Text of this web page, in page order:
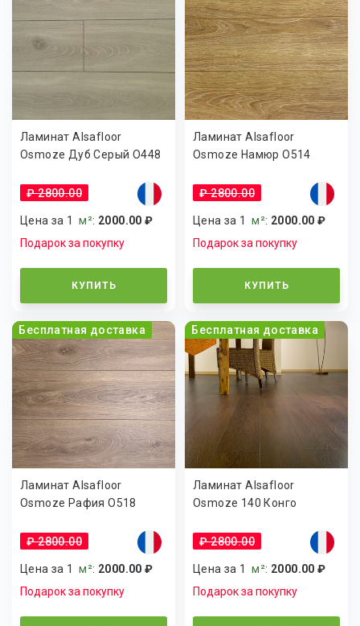
Ламинат Alsafloor
Osmoze Дуб Серый O448
₽ 2800.00
Цена за 1м²: 2000.00 ₽
Подарок за покупку
КУПИТЬ
Ламинат Alsafloor
Osmoze Намюр O514
₽ 2800.00
Цена за 1м²: 2000.00 ₽
Подарок за покупку
КУПИТЬ
Бесплатная доставка
Ламинат Alsafloor
Osmoze Рафия О518
₽ 2800.00
Цена за 1м²: 2000.00 ₽
Подарок за покупку
Бесплатная доставка
Ламинат Alsafloor
Osmoze 140 Конго
₽ 2800.00
Цена за 1м²: 2000.00 ₽
Подарок за покупку